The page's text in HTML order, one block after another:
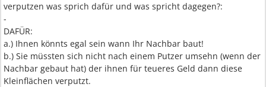
verputzen was sprich dafür und was spricht dagegen?:
-
DAFÜR:
a.) Ihnen könnts egal sein wann Ihr Nachbar baut!
b.) Sie müssten sich nicht nach einem Putzer umsehn (wenn der
Nachbar gebaut hat) der ihnen für teueres Geld dann diese
Kleinflächen verputzt.